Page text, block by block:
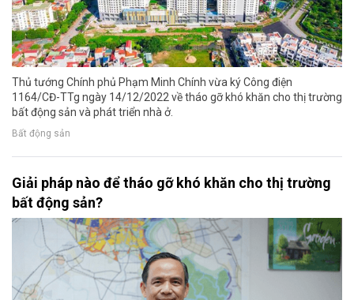
Thủ tướng Chính phủ Phạm Minh Chính vừa ký Công điện
1164/CĐ-TTg ngày 14/12/2022 về tháo gỡ khó khăn cho thị trường
bất động sản và phát triển nhà ở.
Bất động sản
Giải pháp nào để tháo gỡ khó khăn cho thị trường
bất động sản?